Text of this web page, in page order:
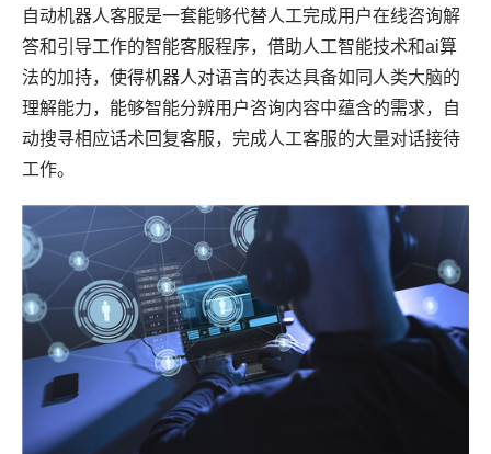
自动机器人客服是一套能够代替人工完成用户在线咨询解
答和引导工作的智能客服程序，借助人工智能技术和ai算
法的加持，使得机器人对语言的表达具备如同人类大脑的
理解能力，能够智能分辨用户咨询内容中蕴含的需求，自
动搜寻相应话术回复客服，完成人工客服的大量对话接待
工作。